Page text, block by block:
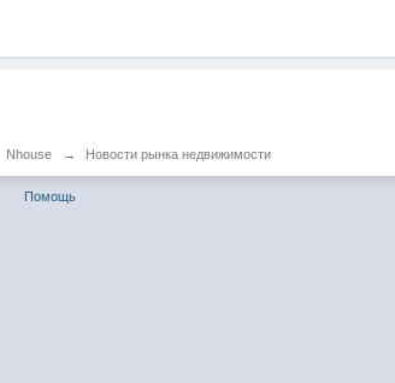
Nhouse → Новости рынка недвижимости
Помощь